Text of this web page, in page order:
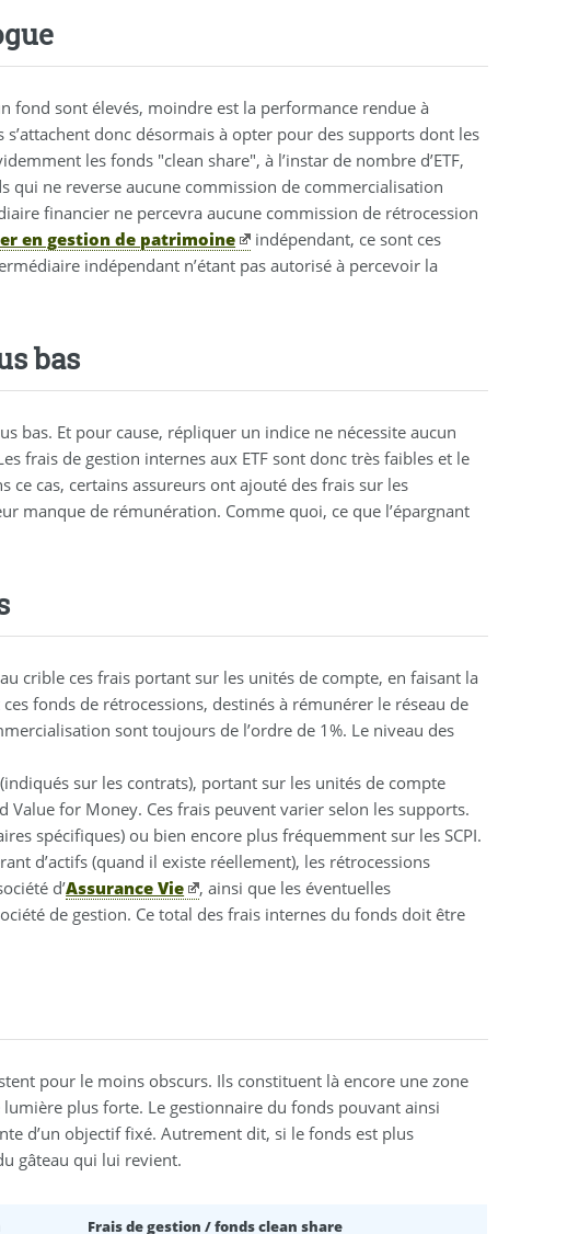
fond sont élevés, moindre est la performance rendue à
s’attachent donc désormais à opter pour des supports dont les
les fonds "clean share", à l’instar de nombre d’ETF,
qui ne reverse aucune commission de commercialisation
financier ne percevra aucune commission de rétrocession
en gestion de patrimoine
indépendant, ce sont ces
indépendant n’étant pas autorisé à percevoir la
bas
bas. Et pour cause, répliquer un indice ne nécessite aucun
frais de gestion internes aux ETF sont donc très faibles et le
ce cas, certains assureurs ont ajouté des frais sur les
manque de rémunération. Comme quoi, ce que l’épargnant
crible ces frais portant sur les unités de compte, en faisant la
fonds de rétrocessions, destinés à rémunérer le réseau de
sont toujours de l’ordre de 1%. Le niveau des
sur les contrats), portant sur les unités de compte
for Money. Ces frais peuvent varier selon les supports.
spécifiques) ou bien encore plus fréquemment sur les SCPI.
d’actifs (quand il existe réellement), les rétrocessions
d’Assurance Vie
, ainsi que les éventuelles
de gestion. Ce total des frais internes du fonds doit être
pour le moins obscurs. Ils constituent là encore une zone
plus forte. Le gestionnaire du fonds pouvant ainsi
d’un objectif fixé. Autrement dit, si le fonds est plus
gâteau qui lui revient.
Frais de gestion / fonds clean share